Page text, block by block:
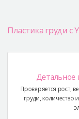
Пластика груди с
Детальное
Проверяется рост,
груди, количество